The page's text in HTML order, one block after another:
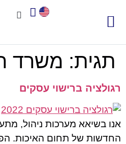
תגית: משרד
רגולציה ברישוי עסקים
אנו בשיאא מערכות ניהול,
החדשות של תחום האיכות.